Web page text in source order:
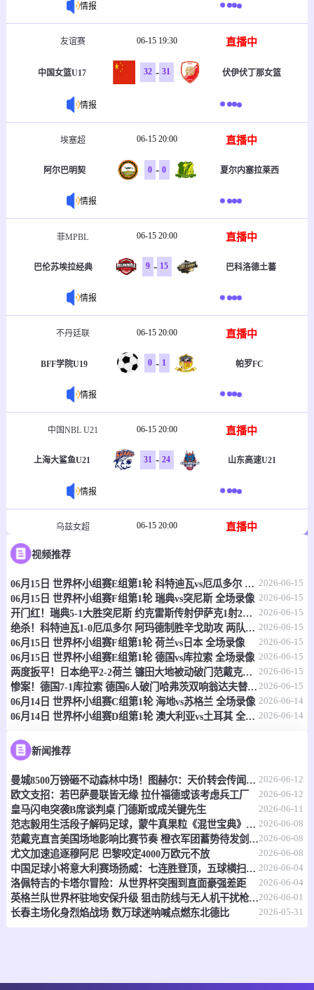
情报
友谊赛 06-15 19:30 直播中
中国女篮U17 32 - 31 伏伊伏丁那女篮
情报
埃塞超 06-15 20:00 直播中
阿尔巴明契 0 - 0 夏尔内塞拉莱西
情报
菲MPBL 06-15 20:00 直播中
巴伦苏埃拉经典 9 - 15 巴科洛德土蕃
情报
不丹廷联 06-15 20:00 直播中
BFF学院U19 0 - 1 帕罗FC
情报
中国NBL U21 06-15 20:00 直播中
上海大鲨鱼U21 31 - 24 山东高速U21
情报
乌兹女超 06-15 20:00 直播中
塔什干火车头女足
情报
乌兹职联 06-15 20:30 直播中
费尔干纳FA 0 - 0 哈沃尔罕
情报
坦桑超 06-15 21:00 即将开始
福斯特FC
情报
坦桑超 06-15 21:00 即将开始
福斯特FC 0 - 0 科斯塔尔
情报
坦桑超 06-15 21:00 即将开始
视频推荐
06月15日 世界杯小组赛E组第1轮 科特迪瓦vs厄瓜多尔 全场录像 2026-06-15
06月15日 世界杯小组赛F组第1轮 瑞典vs突尼斯 全场录像 2026-06-15
开门红！瑞典5-1大胜突尼斯 约克雷斯传射伊萨克1射2传阿亚里双响 2026-06-15
绝杀！科特迪瓦1-0厄瓜多尔 阿玛德制胜辛戈助攻 两队4中门框 2026-06-15
06月15日 世界杯小组赛F组第1轮 荷兰vs日本 全场录像 2026-06-15
06月15日 世界杯小组赛E组第1轮 德国vs库拉索 全场录像 2026-06-15
两度扳平！日本绝平2-2荷兰 镰田大地被动破门范戴克世界杯首球 2026-06-15
惨案！德国7-1库拉索 德国6人破门哈弗茨双响翁达夫替补1射2传 2026-06-15
06月14日 世界杯小组赛C组第1轮 海地vs苏格兰 全场录像 2026-06-14
06月14日 世界杯小组赛D组第1轮 澳大利亚vs土耳其 全场录像 2026-06-14
新闻推荐
曼城8500万镑砸不动森林中场！图赫尔：天价转会传闻反倒成了安德森的兴奋剂 2026-06-12
欧文支招：若巴萨曼联皆无缘 拉什福德或该考虑兵工厂 2026-06-12
皇马闪电突袭B席谈判桌 门德斯或成关键先生 2026-06-11
范志毅用生活段子解码足球，蒙牛真果粒《混世宝典》玩出新花样 2026-06-08
范戴克直言美国场地影响比赛节奏 橙衣军团蓄势待发剑指世界杯2026-06-08
尤文加速追逐穆阿尼 巴黎咬定4000万欧元不放 2026-06-08
中国足球小将意大利赛场扬威：七连胜登顶，五球横扫北欧豪门！ 2026-06-04
洛佩特吉的卡塔尔冒险：从世界杯突围到直面豪强差距 2026-06-04
英格兰队世界杯驻地安保升级 狙击防线与无人机干扰枪严阵以待2026-06-01
长春主场化身烈焰战场 数万球迷呐喊点燃东北德比 2026-05-31